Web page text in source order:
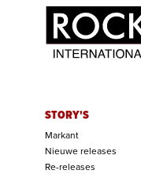
STORY'S
Markant
Nieuwe releases
Re-releases